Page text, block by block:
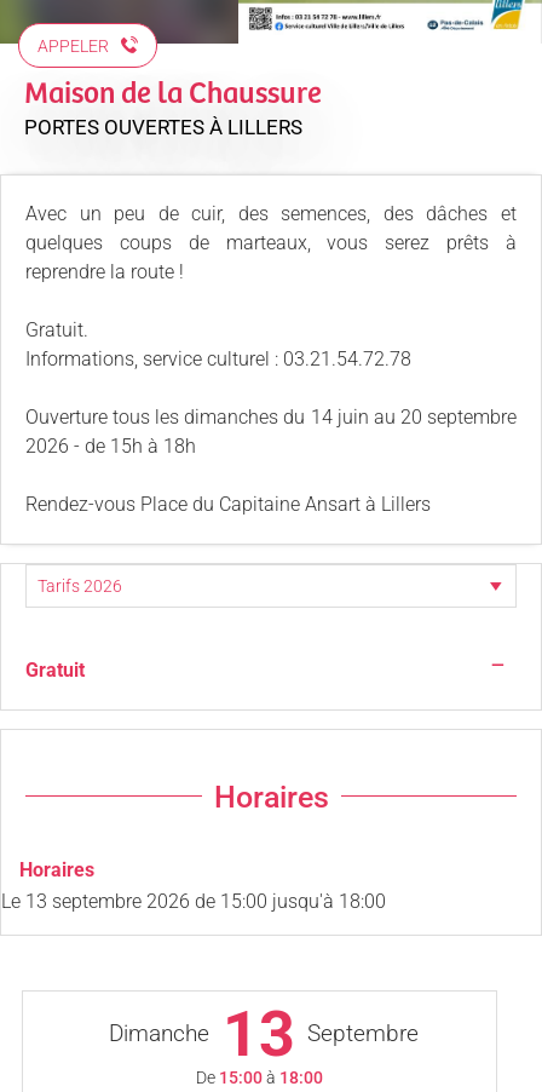
APPELER
Maison de la Chaussure
PORTES OUVERTES À LILLERS
Avec un peu de cuir, des semences, des dâches et
quelques coups de marteaux, vous serez prêts à
reprendre la route !
Gratuit.
Informations, service culturel : 03.21.54.72.78
Ouverture tous les dimanches du 14 juin au 20 septembre
2026 - de 15h à 18h
Rendez-vous Place du Capitaine Ansart à Lillers
Gratuit —
Horaires
Horaires
Le 13 septembre 2026 de 15:00 jusqu'à 18:00
Dimanche 13 Septembre
De 15:00à 18:00